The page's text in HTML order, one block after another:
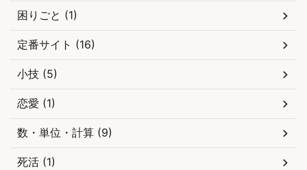
困りごと (1)
定番サイト (16)
小技 (5)
恋愛 (1)
数・単位・計算 (9)
死活 (1)